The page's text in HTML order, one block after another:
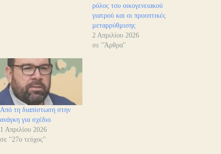
ρόλος του οικογενειακού
γιατρού και οι προοπτικές
μεταρρύθμισης
2 Απριλίου 2026
σε "Άρθρα"
Από τη διαπίστωση στην
ανάγκη για σχέδιο
1 Απριλίου 2026
σε "27ο τεύχος"